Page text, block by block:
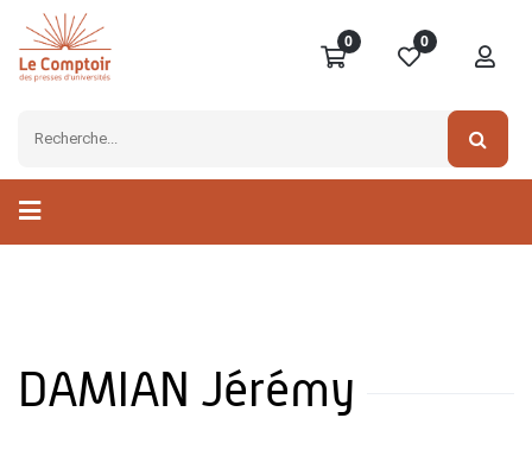
0 0
DAMIAN Jérémy